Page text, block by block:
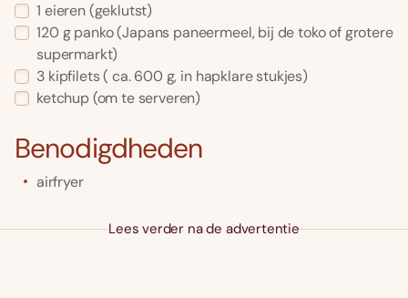
1 eieren(geklutst)
120 g panko(Japans paneermeel, bij de toko of grotere
supermarkt)
3 kipfilets( ca. 600 g, in hapklare stukjes)
ketchup(om te serveren)
Benodigdheden
airfryer
Lees verder na de advertentie